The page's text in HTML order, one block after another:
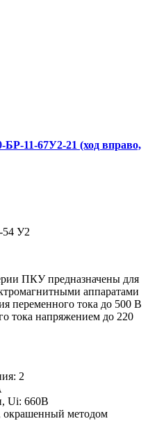
11-67У2-21 (ход вправо,
54 У2
ПКУ предназначены для
аппаратами
переменного тока до 500 В
тока напряжением до 220
2
Ui: 660В
окрашенный методом